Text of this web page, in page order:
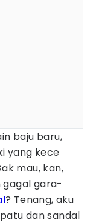
baju baru,
yang kece
mau, kan,
gagal gara-
? Tenang, aku
dan sandal